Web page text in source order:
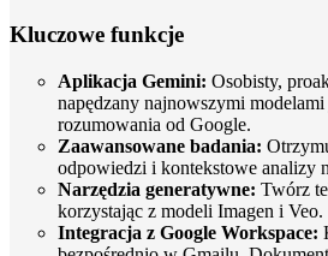
Kluczowe funkcje
Aplikacja Gemini: Osobisty,
napędzany najnowszymi
rozumowania od Google.
Zaawansowane badania:
odpowiedzi i kontekstowe analizy
Narzędzia generatywne: Twórz
korzystając z modeli Imagen i Veo.
Integracja z Google Workspace: